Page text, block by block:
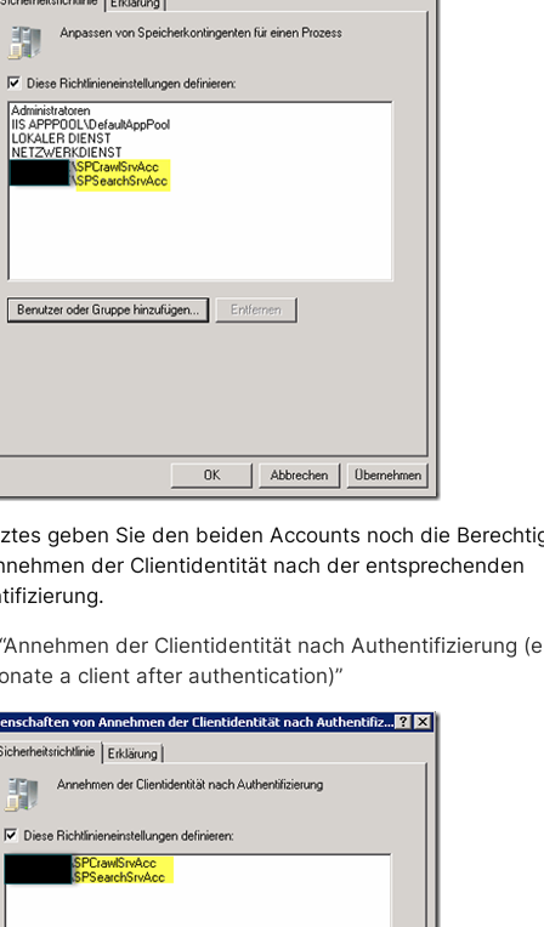
geben Sie den beiden Accounts noch die
der Clientidentität nach der entsprechenden
“Annehmen der Clientidentität nach Authentifizierung
a client after authentication)”